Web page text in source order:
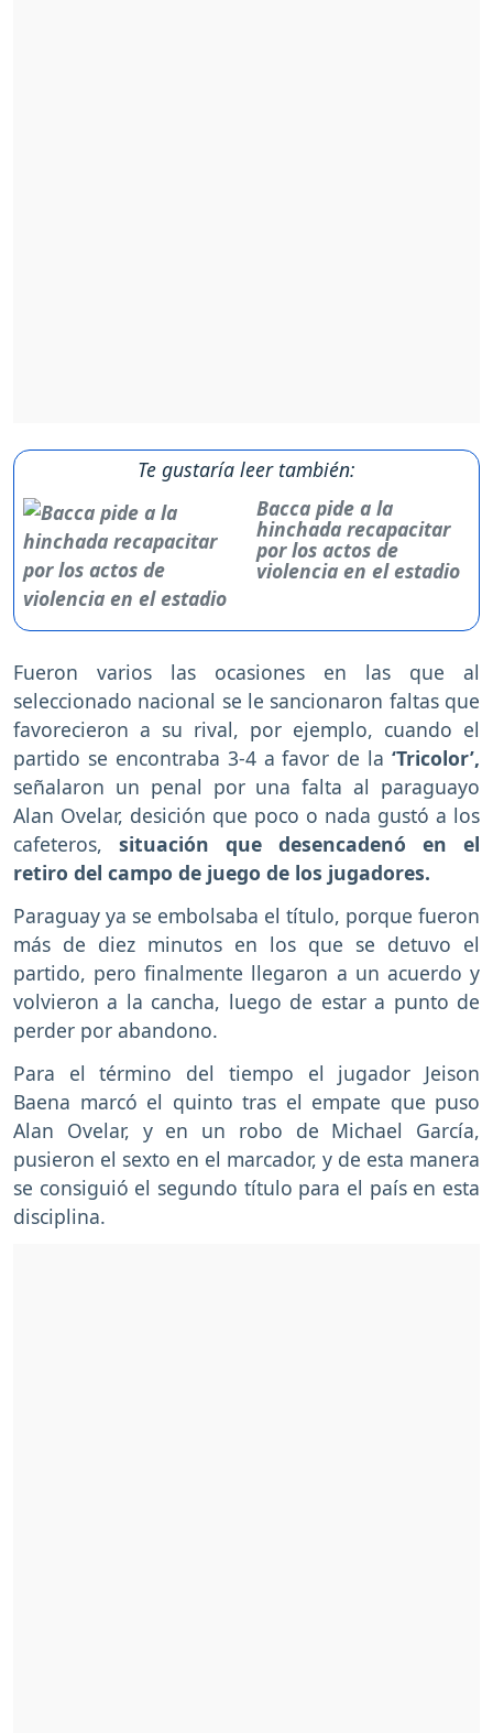
Te gustaría leer también:
Bacca pide a la
hinchada recapacitar
por los actos de
violencia en el estadio
Fueron varios las ocasiones en las que al
seleccionado nacional se le sancionaron faltas que
favorecieron a su rival, por ejemplo, cuando el
partido se encontraba 3-4 a favor de la ‘Tricolor’,
señalaron un penal por una falta al paraguayo
Alan Ovelar, desición que poco o nada gustó a los
cafeteros, situación que desencadenó en el
retiro del campo de juego de los jugadores.
Paraguay ya se embolsaba el título, porque fueron
más de diez minutos en los que se detuvo el
partido, pero finalmente llegaron a un acuerdo y
volvieron a la cancha, luego de estar a punto de
perder por abandono.
Para el término del tiempo el jugador Jeison
Baena marcó el quinto tras el empate que puso
Alan Ovelar, y en un robo de Michael García,
pusieron el sexto en el marcador, y de esta manera
se consiguió el segundo título para el país en esta
disciplina.